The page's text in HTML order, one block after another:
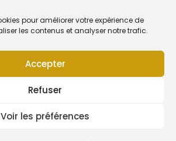
pour améliorer votre expérience de
les contenus et analyser notre trafic.
Accepter
Refuser
Voir les préférences